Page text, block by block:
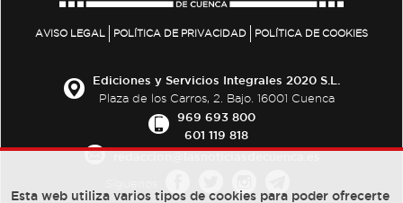
AVISO LEGAL POLÍTICA DE PRIVACIDAD POLÍTICA DE COOKIES
Ediciones y Servicios Integrales 2020 S.L.
Plaza de los Carros, 2. Bajo. 16001 Cuenca
969 693 800
601 119 818
Esta web utiliza varios tipos de cookies para poder ofrecerte